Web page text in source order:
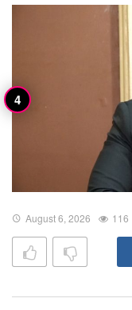
August 6, 2026 116